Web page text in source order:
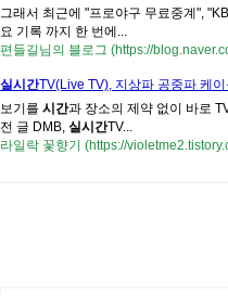
그래서 최근에 "프로야구 무료중계",
요 기록 까지 한 번에...
편들길님의 블로그 (https://
실시간TV(Live TV), 지상파 공중파 케이
보기를 시간과 장소의 제약 없이 바로
전 글 DMB, 실시간TV...
라일락 꽃향기 (https://